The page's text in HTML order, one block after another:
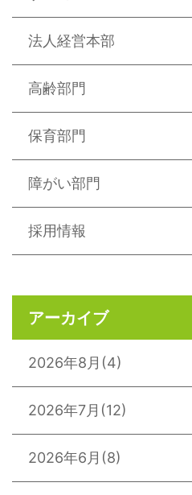
法人経営本部
高齢部門
保育部門
障がい部門
採用情報
アーカイブ
2026年8月 (4)
2026年7月 (12)
2026年6月 (8)